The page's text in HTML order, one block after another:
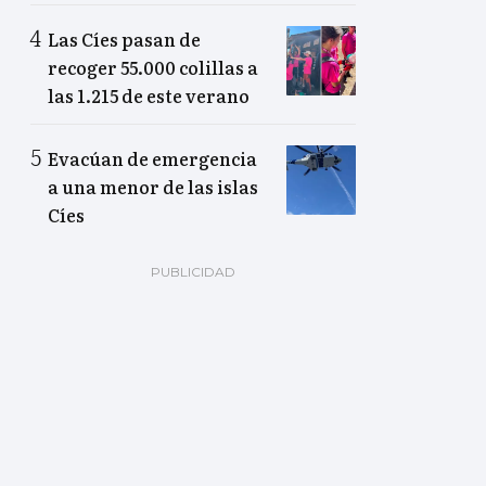
Las Cíes pasan de
recoger 55.000 colillas a
las 1.215 de este verano
Evacúan de emergencia
a una menor de las islas
Cíes